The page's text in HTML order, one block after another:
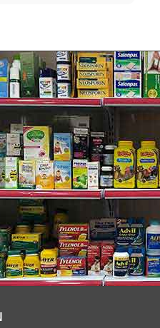
tăng đề kháng trẻ
Support
thấy sức đề kháng yếu.
muốn bổ sung để ngăn
miễn dịch khi trái gió trở